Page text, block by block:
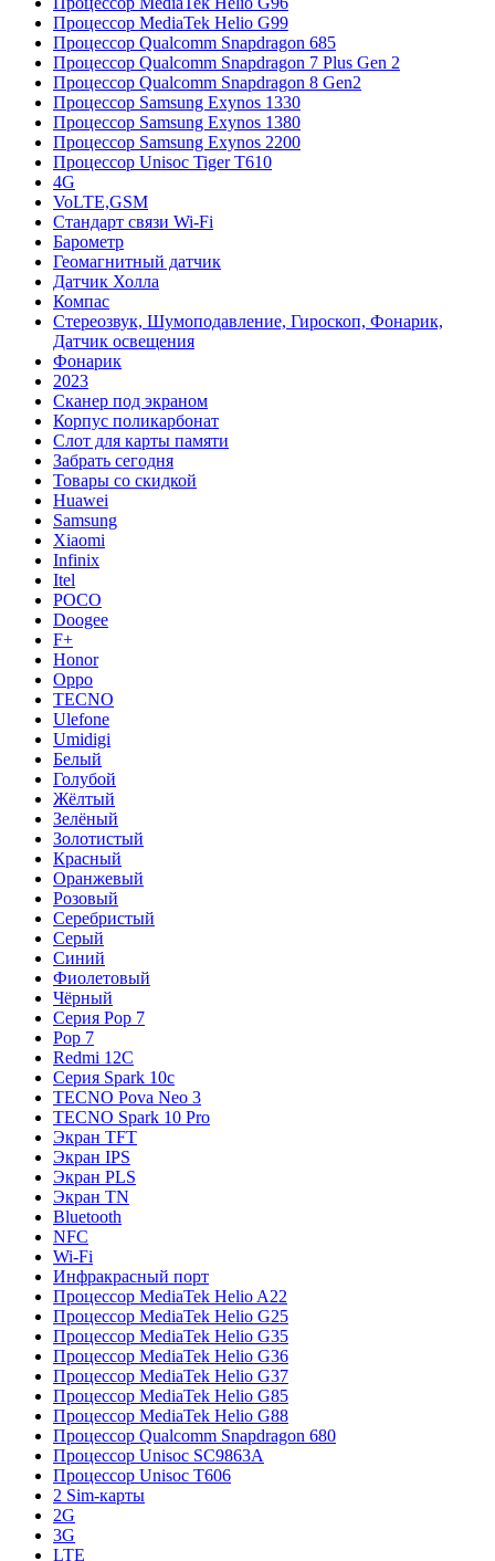
Процессор MediaTek Helio G99
Процессор Qualcomm Snapdragon 685
Процессор Qualcomm Snapdragon 7 Plus Gen 2
Процессор Qualcomm Snapdragon 8 Gen2
Процессор Samsung Exynos 1330
Процессор Samsung Exynos 1380
Процессор Samsung Exynos 2200
Процессор Unisoc Tiger T610
4G
VoLTE,GSM
Cтандарт связи Wi-Fi
Барометр
Геомагнитный датчик
Датчик Холла
Компас
Стереозвук, Шумоподавление, Гироскоп, Фонарик,
Датчик освещения
Фонарик
2023
Сканер под экраном
Корпус поликарбонат
Слот для карты памяти
Забрать сегодня
Товары со скидкой
Huawei
Samsung
Xiaomi
Infinix
Itel
POCO
Doogee
F+
Honor
Oppo
TECNO
Ulefone
Umidigi
Белый
Голубой
Жёлтый
Зелёный
Золотистый
Красный
Оранжевый
Розовый
Серебристый
Серый
Синий
Фиолетовый
Чёрный
Серия Pop 7
Pop 7
Redmi 12C
Серия Spark 10c
TECNO Pova Neo 3
TECNO Spark 10 Pro
Экран TFT
Экран IPS
Экран PLS
Экран TN
Bluetooth
NFC
Wi-Fi
Инфракрасный порт
Процессор MediaTek Helio A22
Процессор MediaTek Helio G25
Процессор MediaTek Helio G35
Процессор MediaTek Helio G36
Процессор MediaTek Helio G37
Процессор MediaTek Helio G85
Процессор MediaTek Helio G88
Процессор Qualcomm Snapdragon 680
Процессор Unisoc SC9863A
Процессор Unisoc T606
2 Sim-карты
2G
3G
LTE